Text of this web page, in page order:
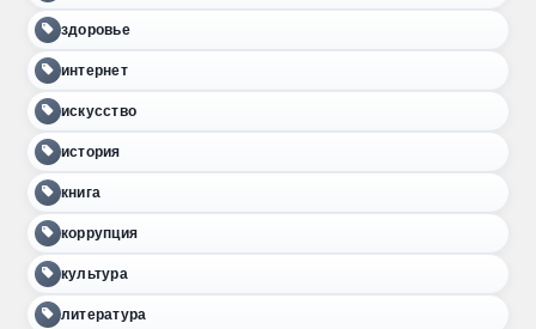
здоровье
интернет
искусство
история
книга
коррупция
культура
литература